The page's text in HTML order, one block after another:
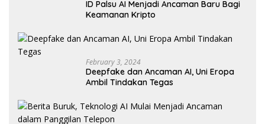
ID Palsu AI Menjadi Ancaman Baru Bagi
Keamanan Kripto
February 3, 2024
Deepfake dan Ancaman AI, Uni Eropa
Ambil Tindakan Tegas